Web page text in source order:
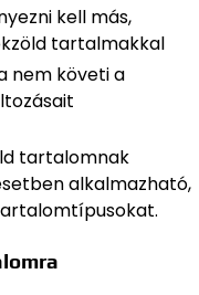
kell más,
tartalmakkal
nem követi a
tartalomnak
alkalmazható,